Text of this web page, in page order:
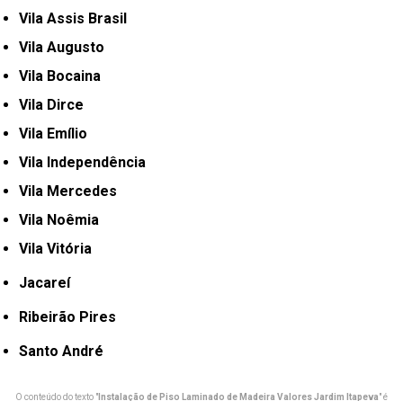
Vila Assis Brasil
Vila Augusto
Vila Bocaina
Vila Dirce
Vila Emílio
Vila Independência
Vila Mercedes
Vila Noêmia
Vila Vitória
Jacareí
Ribeirão Pires
Santo André
O conteúdo do texto " Instalação de Piso Laminado de Madeira Valores Jardim Itapeva" é